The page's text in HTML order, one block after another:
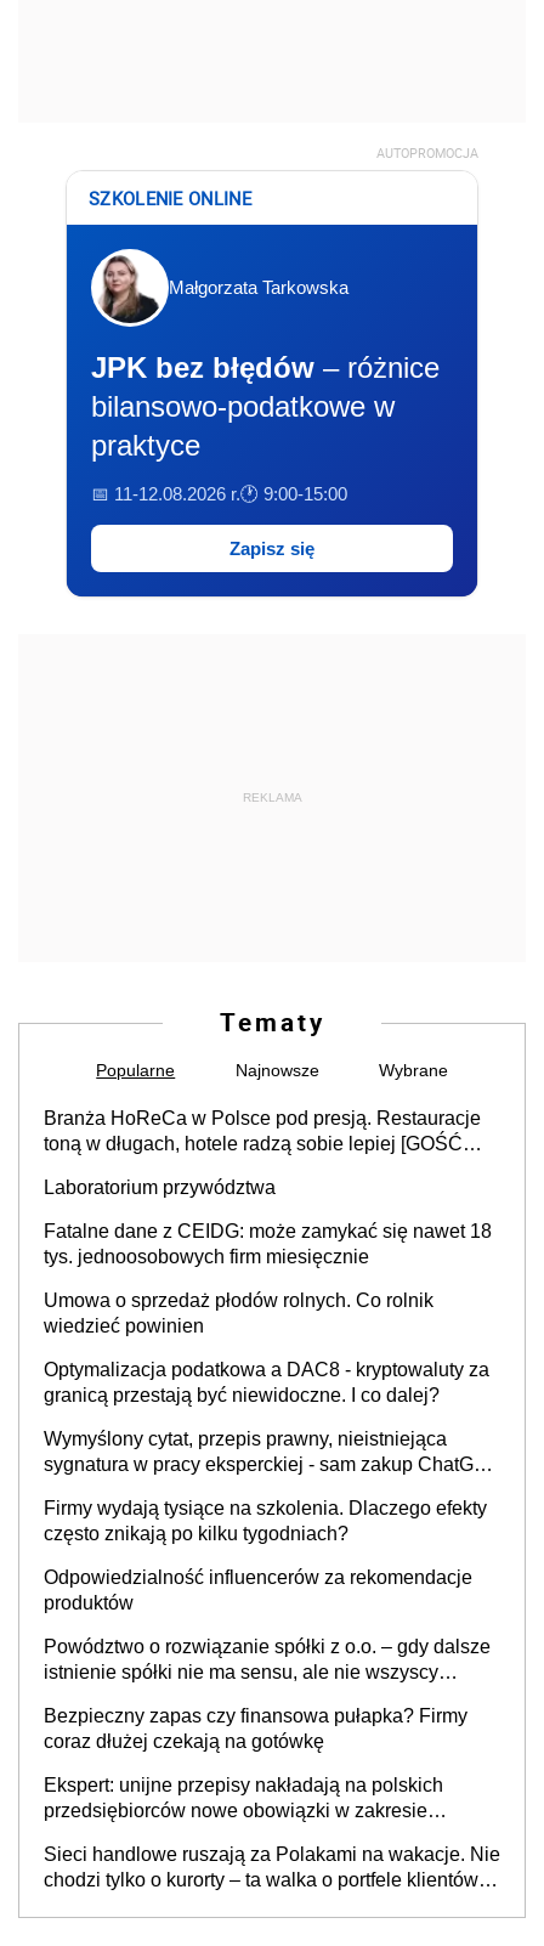
AUTOPROMOCJA
SZKOLENIE ONLINE
Małgorzata Tarkowska
JPK bez błędów – różnice
bilansowo-podatkowe w
praktyce
📅 11-12.08.2026 r.🕐 9:00-15:00
Zapisz się
REKLAMA
Tematy
Popularne Najnowsze Wybrane
Branża HoReCa w Polsce pod presją. Restauracje
toną w długach, hotele radzą sobie lepiej [GOŚĆ
Laboratorium przywództwa
Fatalne dane z CEIDG: może zamykać się nawet 18
tys. jednoosobowych firm miesięcznie
Umowa o sprzedaż płodów rolnych. Co rolnik
wiedzieć powinien
Optymalizacja podatkowa a DAC8 - kryptowaluty za
granicą przestają być niewidoczne. I co dalej?
Wymyślony cytat, przepis prawny, nieistniejąca
sygnatura w pracy eksperckiej - sam zakup ChatGPT
Firmy wydają tysiące na szkolenia. Dlaczego efekty
często znikają po kilku tygodniach?
Odpowiedzialność influencerów za rekomendacje
produktów
Powództwo o rozwiązanie spółki z o.o. – gdy dalsze
istnienie spółki nie ma sensu, ale nie wszyscy
Bezpieczny zapas czy finansowa pułapka? Firmy
coraz dłużej czekają na gotówkę
Ekspert: unijne przepisy nakładają na polskich
przedsiębiorców nowe obowiązki w zakresie
Sieci handlowe ruszają za Polakami na wakacje. Nie
chodzi tylko o kurorty – ta walka o portfele klientów